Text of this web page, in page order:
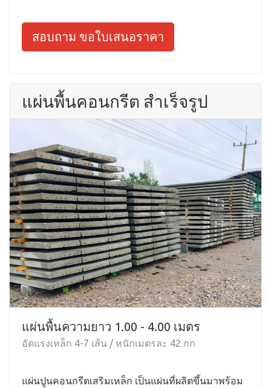
สอบถาม ขอใบเสนอราคา
แผ่นพื้นคอนกรีต สำเร็จรูป
แผ่นพื้นความยาว 1.00 - 4.00 เมตร
อัดแรงเหล็ก 4-7 เส้น / หนักเมตรละ 42 กก
แผ่นปูนคอนกรีตเสริมเหล็ก เป็นแผ่นที่ผลิตขึ้นมาพร้อม